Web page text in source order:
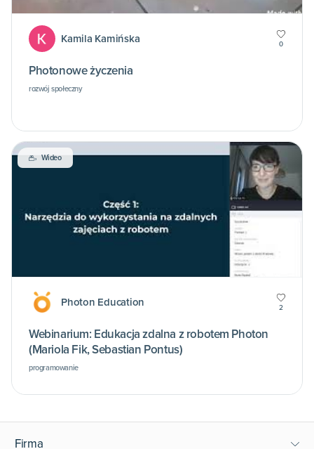
Kamila Kamińska 0
Photonowe życzenia
rozwój społeczny
Wideo
Photon Education 2
Webinarium: Edukacja zdalna z robotem Photon
(Mariola Fik, Sebastian Pontus)
programowanie
Firma